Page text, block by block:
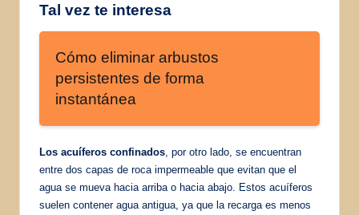
Tal vez te interesa
Cómo eliminar arbustos
persistentes de forma
instantánea
Los acuíferos confinados , por otro lado, se encuentran
entre dos capas de roca impermeable que evitan que el
agua se mueva hacia arriba o hacia abajo. Estos acuíferos
suelen contener agua antigua, ya que la recarga es menos